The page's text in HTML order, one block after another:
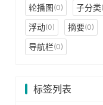
轮播图(0) 子分类
浮动(0) 摘要(0)
导航栏(0)
标签列表